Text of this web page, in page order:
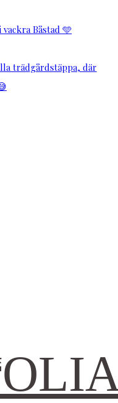
Båstad 🩵
trädgårdstäppa, där